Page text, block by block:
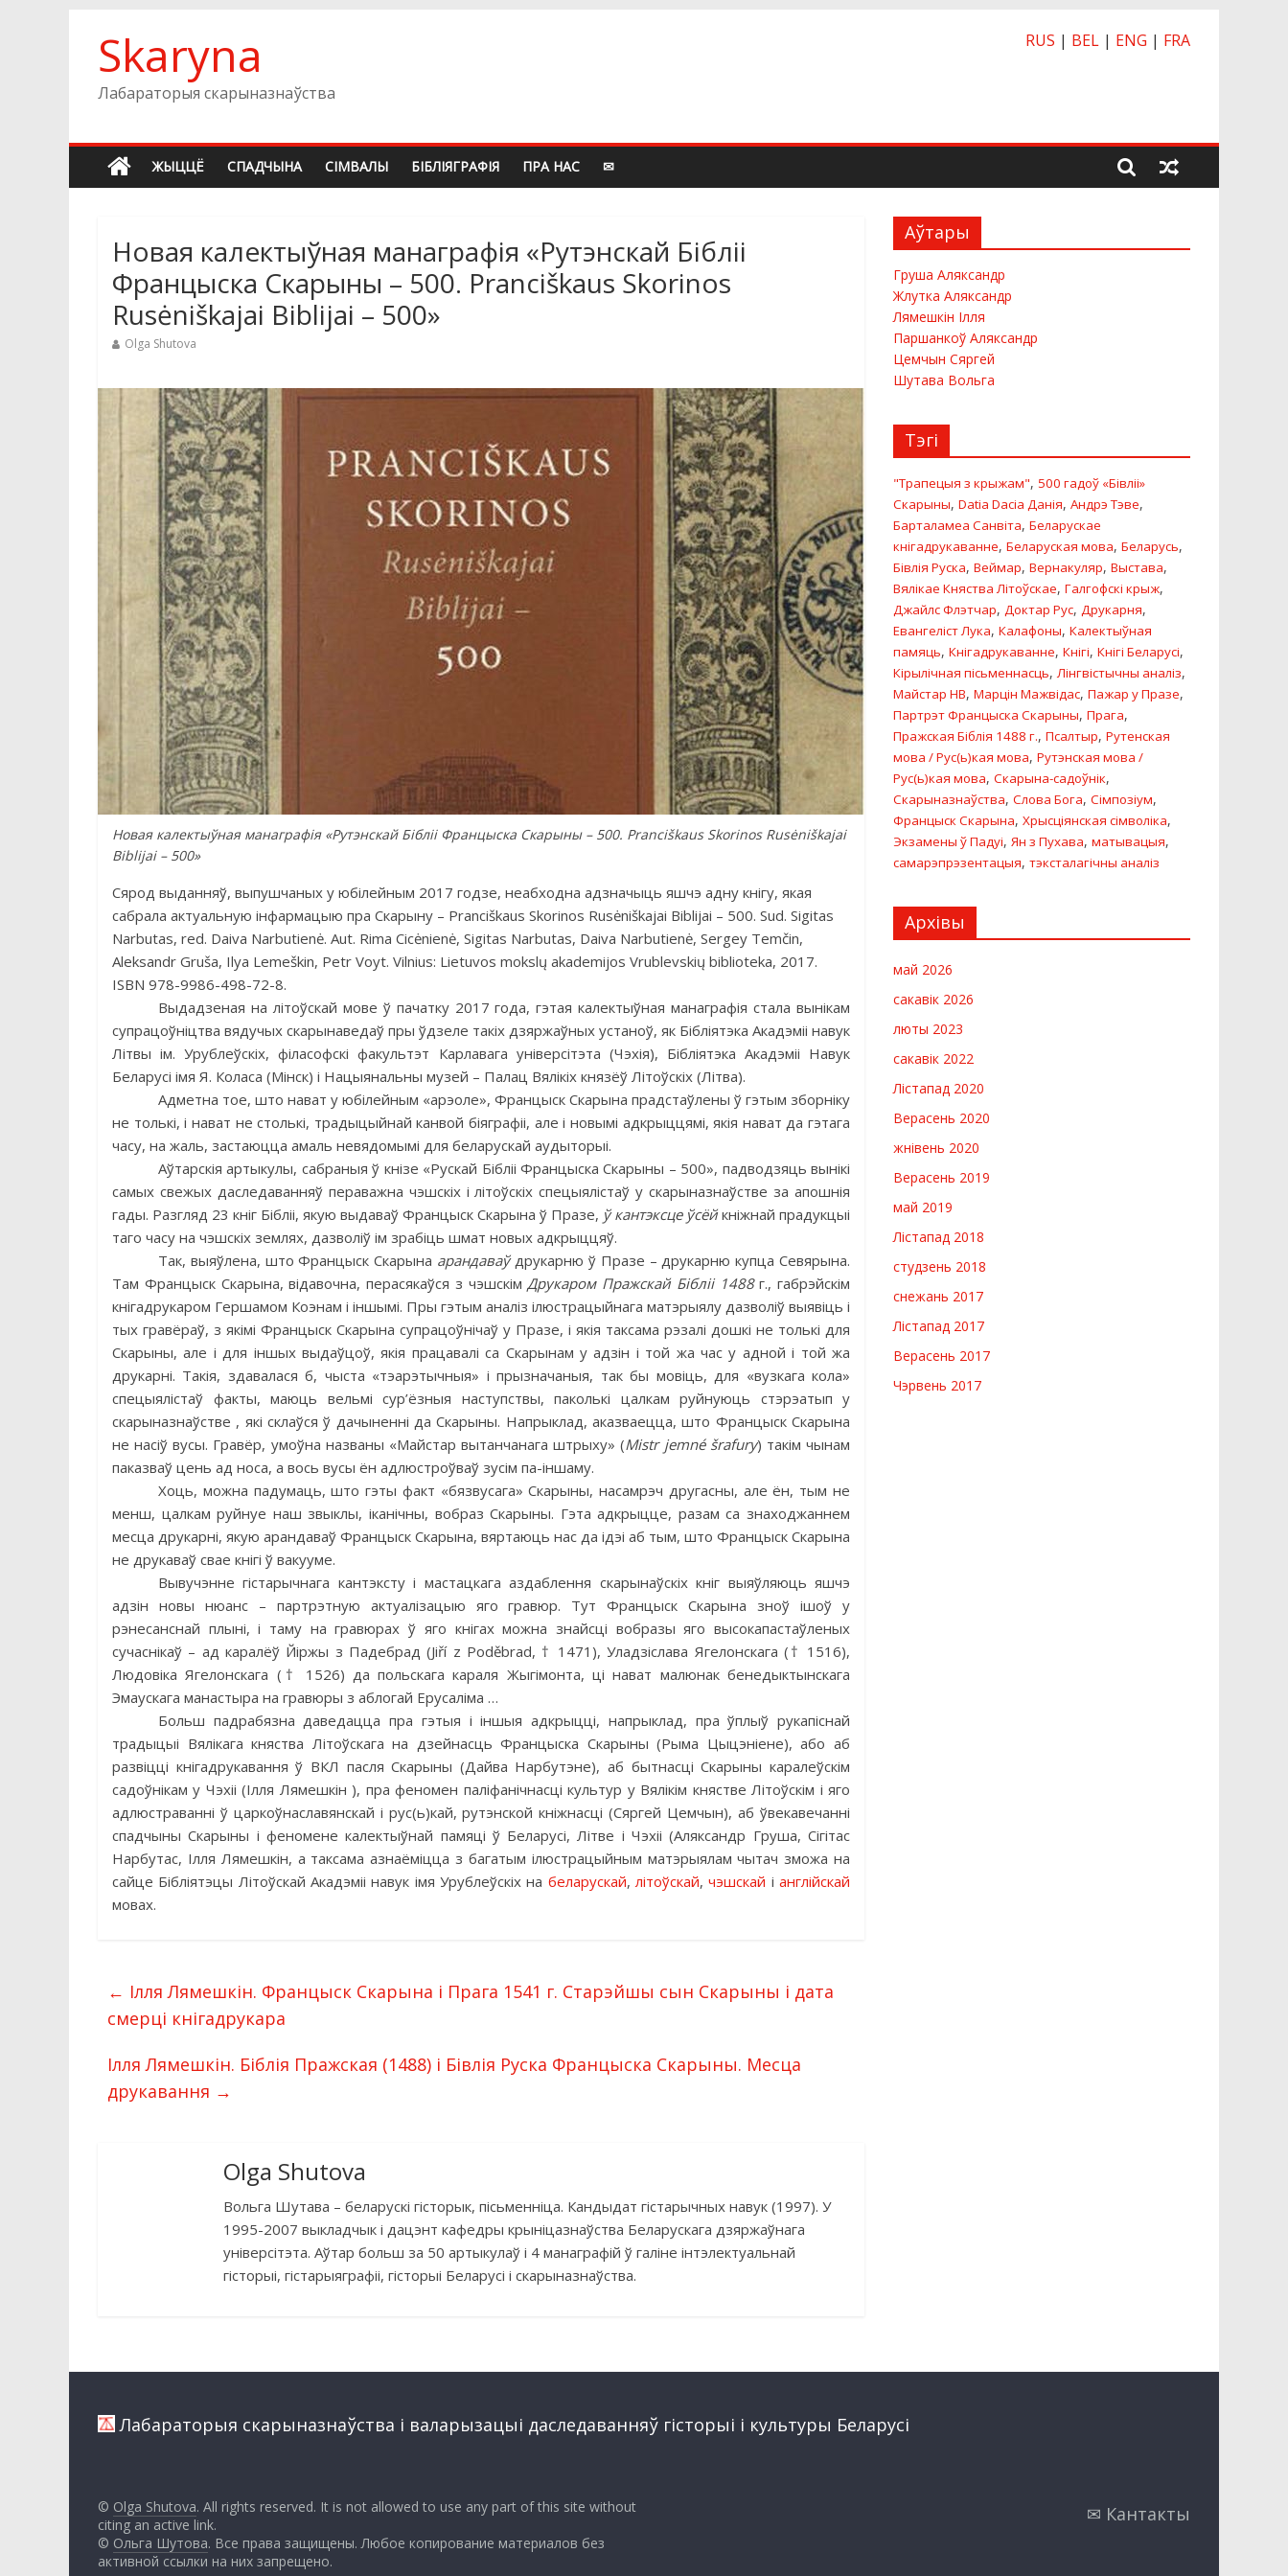
contentSkaryna
Лабараторыя скарыназнаўства
RUS | BEL | ENG | FRA
ЖЫЦЦЁ СПАДЧЫНА СIМВАЛЫ БIБЛIЯГРАФIЯ ПРА НАС ✉
Новая калектыўная манаграфiя «Рутэнскай Бiблii
Францыска Скарыны – 500. Pranciškaus Skorinos
Rusėniškajai Biblijai – 500»
Olga Shutova
Новая калектыўная манаграфiя «Рутэнскай Бiблii Францыска Скарыны – 500. Pranciškaus Skorinos Rusėniškajai
Biblijai – 500»
Сярод выданняў, выпушчаных у юбілейным 2017 годзе, неабходна адзначыць яшчэ адну кнігу, якая
сабрала актуальную інфармацыю пра Скарыну – Pranciškaus Skorinos Rusėniškajai Biblijai – 500. Sud. Sigitas
Narbutas, red. Daiva Narbutienė. Aut. Rima Cicėnienė, Sigitas Narbutas, Daiva Narbutienė, Sergey Temčin,
Aleksandr Gruša, Ilya Lemeškin, Petr Voyt. Vilnius: Lietuvos mokslų akademijos Vrublevskių biblioteka, 2017.
ISBN 978-9986-498-72-8.
Выдадзеная на літоўскай мове ў пачатку 2017 года, гэтая калектыўная манаграфія стала вынікам
супрацоўніцтва вядучых скарынаведаў пры ўдзеле такіх дзяржаўных устаноў, як Бібліятэка Акадэміі навук
Літвы ім. Урублеўскіх, філасофскі факультэт Карлавага універсітэта (Чэхiя), Бібліятэка Акадэміі Навук
Беларусі імя Я. Коласа (Мiнск) і Нацыянальны музей – Палац Вялікіх князёў Літоўскіх (Лiтва).
Адметна тое, што нават у юбілейным «арэоле», Францыск Скарына прадстаўлены ў гэтым зборніку
не толькі, і нават не столькі, традыцыйнай канвой біяграфіі, але і новымі адкрыццямі, якiя нават да гэтага
часу, на жаль, застаюцца амаль невядомымі для беларускай аудыторыi.
Аўтарскія артыкулы, сабраныя ў кнізе «Рускай Бібліі Францыска Скарыны – 500», падводзяць вынікі
самых свежых даследаванняў пераважна чэшскіх і літоўскіх спецыялiстаў у скарыназнаўстве за апошнія
гады. Разгляд 23 кніг Бiблii, якую выдаваў Францыск Скарына ў Празе, ў кантэксце ўсёй кніжнай прадукцыі
таго часу на чэшскіх землях, дазволіў ім зрабiць шмат новых адкрыццяў.
Так, выяўлена, што Францыск Скарына арандаваўдрукарню ў Празе – друкарню купца Севярына.
Там Францыск Скарына, відавочна, перасякаўся з чэшскімДрукаром Пражскай Бібліі 1488г., габрэйскім
кнігадрукаром Гершамом Коэнам і іншымі. Пры гэтым аналіз ілюстрацыйнага матэрыялу дазволіў выявіць і
тых гравёраў, з якімі Францыск Скарына супрацоўнічаў у Празе, і якія таксама рэзалі дошкі не толькі для
Скарыны, але і для іншых выдаўцоў, якія працавалі са Скарынам у адзін i той жа час у адной і той жа
друкарні. Такія, здавалася б, чыста «тэарэтычныя» і прызначаныя, так бы мовіць, для «вузкага кола»
спецыялiстаў факты, маюць вельмі сур’ёзныя наступствы, паколькі цалкам руйнуюць стэрэатып у
скарыназнаўстве , які склаўся ў дачыненні да Скарыны. Напрыклад, аказваецца, што Францыск Скарына
не насіў вусы. Гравёр, умоўна названы «Майстар вытанчанага штрыху» (Mistrjemné šrafury) такім чынам
паказваў цень ад носа, а вось вусы ён адлюстроўваў зусім па-іншаму.
Хоць, можна падумаць, што гэты факт «бязвусага» Скарыны, насамрэч другасны, але ён, тым не
менш, цалкам руйнуе наш звыклы, іканічны, вобраз Скарыны. Гэта адкрыцце, разам са знаходжаннем
месца друкарні, якую арандаваў Францыск Скарына, вяртаюць нас да ідэі аб тым, што Францыск Скарына
не друкаваў свае кнігі ў вакууме.
Вывучэнне гістарычнага кантэксту і мастацкага аздаблення скарынаўскiх кніг выяўляюць яшчэ
адзін новы нюанс – партрэтную актуалізацыю яго гравюр. Тут Францыск Скарына зноў ішоў у
рэнесанснай плынi, і таму на гравюрах ў яго кнігах можна знайсці вобразы яго высокапастаўленых
сучаснікаў – ад каралёў Йіржы з Падебрад (Jiří z Poděbrad, † 1471), Уладзіслава Ягелонскага († 1516),
Людовіка Ягелонскага († 1526) да польскага караля Жыгімонта, ці нават малюнак бенедыктынскага
Эмаускага манастыра на гравюры з аблогай Ерусаліма …
Больш падрабязна даведацца пра гэтыя і іншыя адкрыцці, напрыклад, пра ўплыў рукапіснай
традыцыі Вялікага княства Літоўскага на дзейнасць Францыска Скарыны (Рыма Цыцэнiене), або аб
развіцці кнігадрукавання ў ВКЛ пасля Скарыны (Дайва Нарбутэне), аб бытнасці Скарыны каралеўскім
садоўнікам у Чэхіі (Ілля Лямешкiн ), пра феномен палiфанiчнасцi культур у Вялікім княстве Літоўскім і яго
адлюстраванні ў царкоўнаславянскай і рус(ь)кай, рутэнской кніжнасці (Сяргей Цемчын), аб ўвекавечанні
спадчыны Скарыны і феномене калектыўнай памяці ў Беларусі, Літве і Чэхіі (Аляксандр Груша, Сігітас
Нарбутас, Ілля Лямешкiн, а таксама азнаёміцца з багатым ілюстрацыйным матэрыялам чытач зможа на
сайце Біблiятэцы Літоўскай Акадэміі навук імя Урублеўскіх на беларускай,літоўскай,чэшскай іанглійскай
мовах.
← Ілля Лямешкін. Францыск Скарына і Прага 1541 г. Старэйшы сын Скарыны і дата
смерці кнігадрукара
Ілля Лямешкін. Біблія Пражская (1488) і Бівлія Руска Францыска Скарыны. Месца
друкавання →
Olga Shutova
Вольга Шутава – беларускi гiсторык, пісьменніца. Кандыдат гiстарычных навук (1997). У
1995-2007 выкладчык і дацэнт кафедры крыніцазнаўства Беларускага дзяржаўнага
універсітэта. Аўтар больш за 50 артыкулаў і 4 манаграфій ў галiне інтэлектуальнай
гісторыi, гістарыяграфіi, гісторыi Беларусі i скарыназнаўства.
Аўтары
Груша Аляксандр
Жлутка Аляксандр
Лямешкiн Ілля
Паршанкоў Аляксандр
Цемчын Сяргей
Шутава Вольга
Тэгі
"Трапецыя з крыжам", 500 гадоў «Бiвлii»
Скарыны, Datia Dacia Данiя, Андрэ Тэве,
Барталамеа Санвіта, Беларускае
кнігадрукаванне, Беларуская мова, Беларусь,
Бівлія Руска, Веймар, Вернакуляр, Выстава,
Вялікае Княства Літоўскае, Галгофскi крыж,
Джайлс Флэтчар, Доктар Рус, Друкарня,
Евангелiст Лука, Калафоны, Калектыўная
памяць, Кнігадрукаванне, Кнігі, Кнігі Беларусі,
Кірылічная пісьменнасць,Лінгвістычны аналіз,
Майстар HB, Марцін Мажвідас, Пажар у Празе,
Партрэт Францыска Скарыны, Прага,
Пражская Біблія 1488 г., Псалтыр, Рутенская
мова / Рус(ь)кая мова, Рутэнская мова /
Рус(ь)кая мова, Скарына-садоўнік,
Скарыназнаўства, Слова Бога, Сімпозіум,
Францыск Скарына, Хрысціянская сімволіка,
Экзамены ў Падуі, Ян з Пухава, матывацыя,
самарэпрэзентацыя, тэксталагічны аналіз
Архівы
май 2026
сакавік 2026
люты 2023
сакавік 2022
Лістапад 2020
Верасень 2020
жнівень 2020
Верасень 2019
май 2019
Лістапад 2018
студзень 2018
снежань 2017
Лістапад 2017
Верасень 2017
Чэрвень 2017
Лабараторыя скарыназнаўства i валарызацыi даследаванняў гiсторыi i культуры Беларусi
✉ Кантакты
© Olga Shutova. All rights reserved. It is not allowed to use any part of this site without
citing an active link.
© Ольга Шутова. Все права защищены. Любое копирование материалов без
активной ссылки на них запрещено.